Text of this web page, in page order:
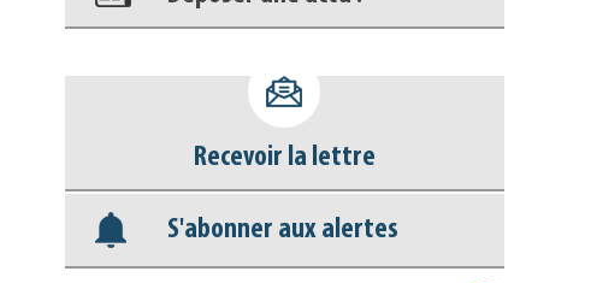
déconnecter)
Base documentaire
Nos veilles Scoop.it
Recevoir la lettre
S'abonner aux alertes